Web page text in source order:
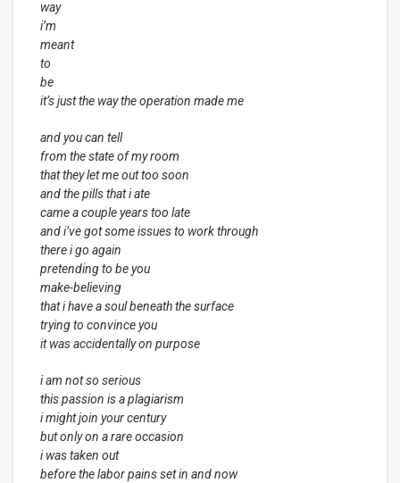
way
i’m
meant
to
be
it’s just the way the operation made me
and you can tell
from the state of my room
that they let me out too soon
and the pills that i ate
came a couple years too late
and i’ve got some issues to work through
there i go again
pretending to be you
make-believing
that i have a soul beneath the surface
trying to convince you
it was accidentally on purpose
i am not so serious
this passion is a plagiarism
i might join your century
but only on a rare occasion
i was taken out
before the labor pains set in and now